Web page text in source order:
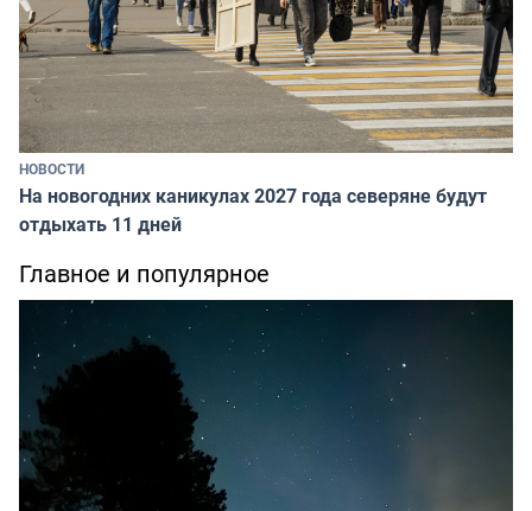
НОВОСТИ
На новогодних каникулах 2027 года северяне будут
отдыхать 11 дней
Главное и популярное